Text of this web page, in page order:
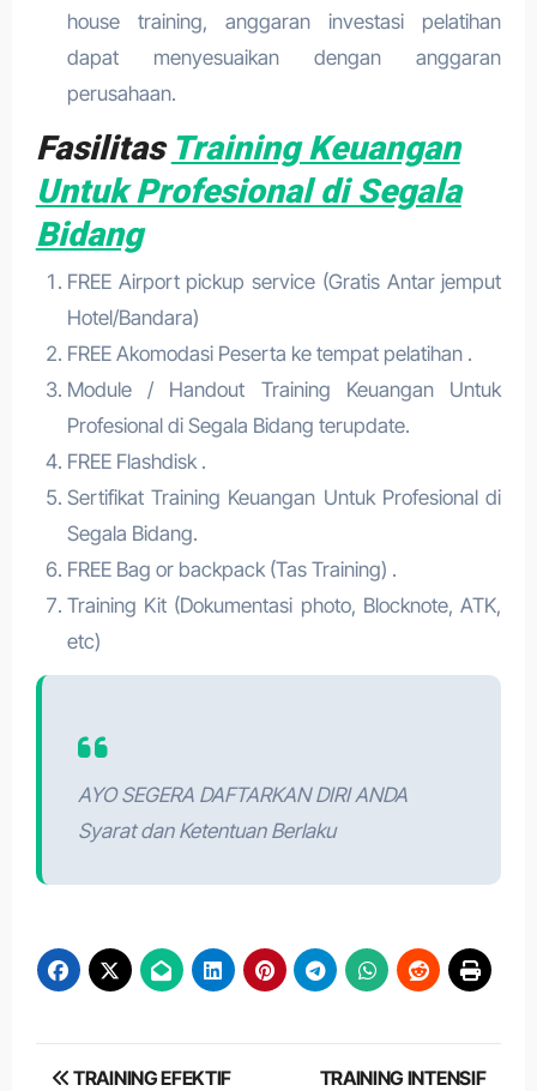
house training, anggaran investasi pelatihan
dapat menyesuaikan dengan anggaran
perusahaan.
Fasilitas Training Keuangan
Untuk Profesional di Segala
Bidang
FREE Airport pickup service (Gratis Antar jemput
Hotel/Bandara)
FREE Akomodasi Peserta ke tempat pelatihan .
Module / Handout Training Keuangan Untuk
Profesional di Segala Bidang terupdate.
FREE Flashdisk .
Sertifikat Training Keuangan Untuk Profesional di
Segala Bidang.
FREE Bag or backpack (Tas Training) .
Training Kit (Dokumentasi photo, Blocknote, ATK,
etc)
AYO SEGERA DAFTARKAN DIRI ANDA
Syarat dan Ketentuan Berlaku
Post
TRAINING EFEKTIF
TRAINING INTENSIF